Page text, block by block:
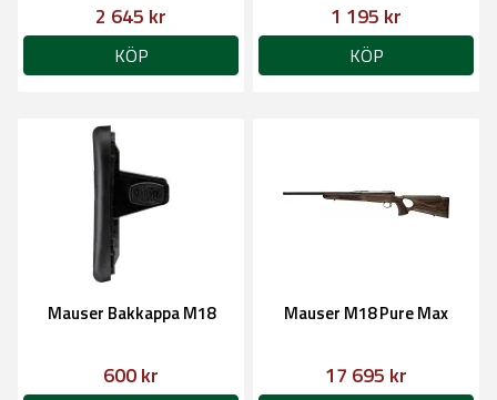
2 645 kr
KÖP
1 195 kr
KÖP
Mauser Bakkappa M18
600 kr
Mauser M18 Pure Max
17 695 kr